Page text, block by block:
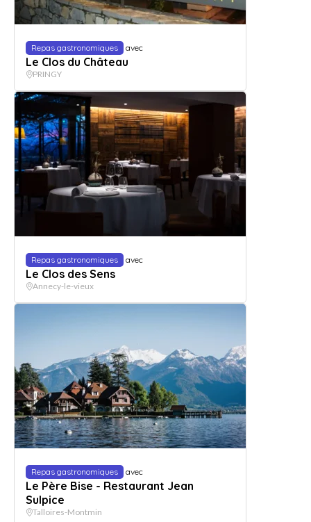
Repas gastronomiques avec
Le Clos du Château
PRINGY
Repas gastronomiques avec
Le Clos des Sens
Annecy-le-vieux
Repas gastronomiques avec
Le Père Bise - Restaurant Jean
Sulpice
Talloires-Montmin